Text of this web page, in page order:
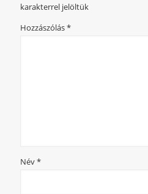
karakterrel jelöltük
Hozzászólás*
Név*